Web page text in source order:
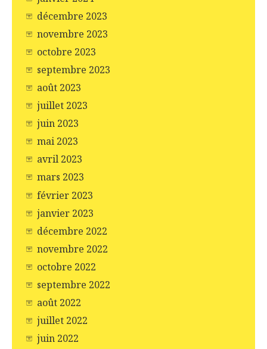
décembre 2023
novembre 2023
octobre 2023
septembre 2023
août 2023
juillet 2023
juin 2023
mai 2023
avril 2023
mars 2023
février 2023
janvier 2023
décembre 2022
novembre 2022
octobre 2022
septembre 2022
août 2022
juillet 2022
juin 2022